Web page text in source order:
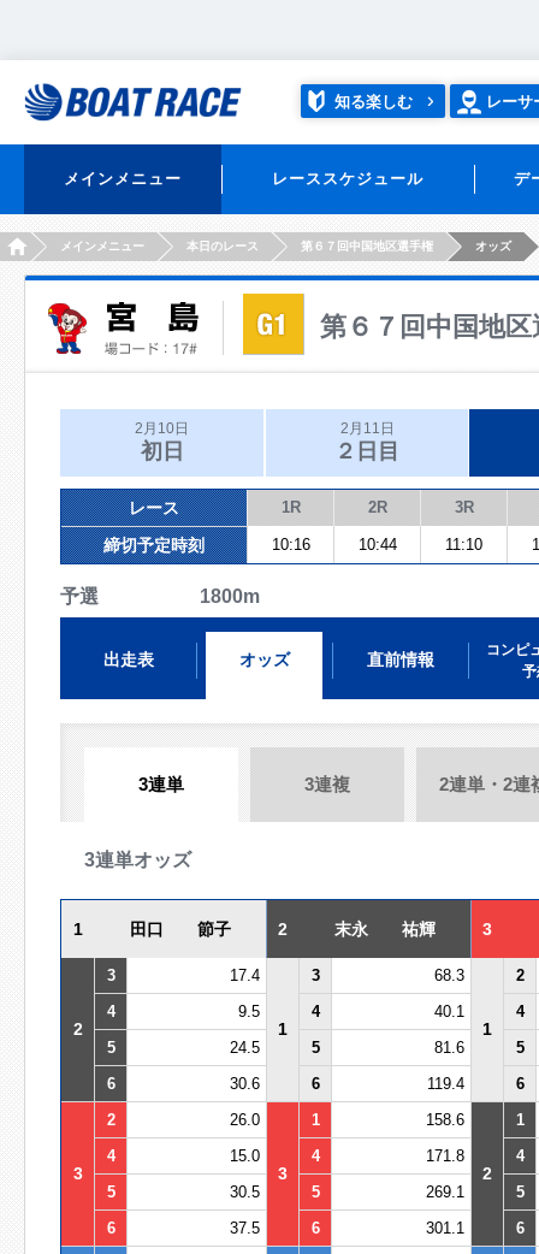
知る楽しむ レーサ
メインメニュー レーススケジュール デ
HOMEメインメニュー 本日のレース 第６７回中国地区選手権 オッズ
第６７回中国地区
2月10日
初日
2月11日
２日目
レース 1R 2R 3R
締切予定時刻 10:16 10:44 11:10
予選 1800m
出走表 オッズ 直前情報
コンピ
予
3連単 3連複 2連単・2連
3連単オッズ
1 田口 節子 2 末永 祐輝 3
2
3 17.4
1
3 68.3
1
2
4
9.5 4 40.1
4
5
24.5 5 81.6
5
6
30.6 6 119.4 6
3
2 26.0
3
1 158.6
2
1
4
15.0 4 171.8
4
5
30.5 5 269.1
5
6
37.5 6 301.1 6